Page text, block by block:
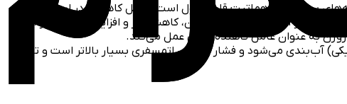
سنگ آهن هماتیت قابل قبول است. عامل کاهنده: در این فرآیند،
بخار آب برای تولید هیدروژن، کاهش گاز و افزایش ترکیب گاز آن
به عنوان عامل کاهنده اصلی عمل می‌کند.